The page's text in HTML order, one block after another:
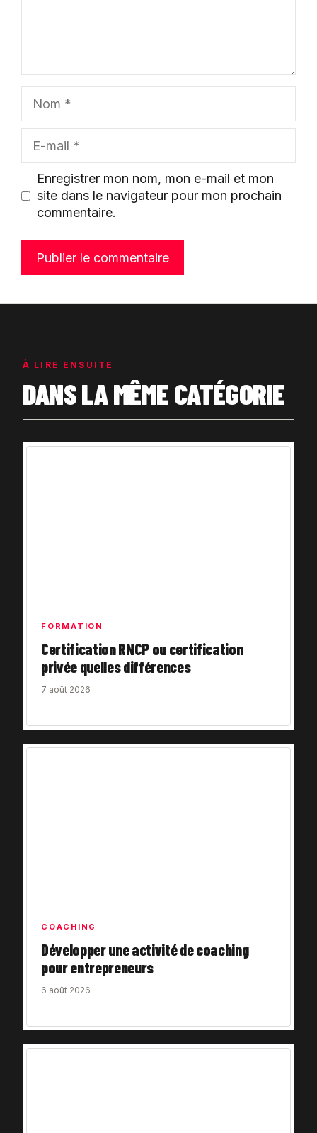
mail
Enregistrer mon nom, mon e-mail et mon
site dans le navigateur pour mon prochain
commentaire.
À LIRE ENSUITE
DANS LA MÊME CATÉGORIE
FORMATION
Certification RNCP ou certification
privée quelles différences
7 août 2026
COACHING
Développer une activité de coaching
pour entrepreneurs
6 août 2026